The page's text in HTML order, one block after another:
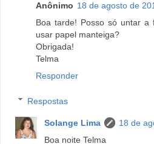
Anônimo 18 de agosto de
Boa tarde! Posso só untar
usar papel manteiga?
Obrigada!
Telma
Responder
Respostas
Solange Lima
18 de
Boa noite Telma